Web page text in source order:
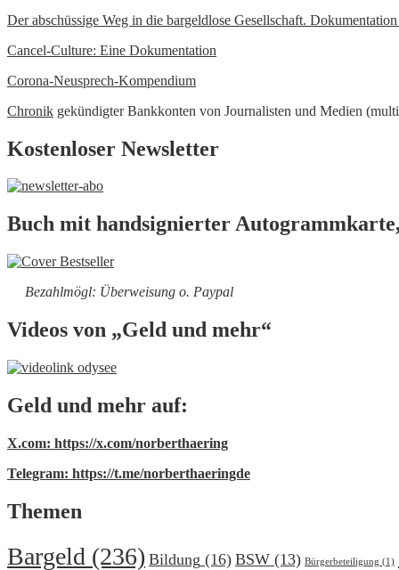
Der abschüssige Weg in die bargeldlose Gesellschaft.
Cancel-Culture: Eine Dokumentation
Corona-Neusprech-Kompendium
Chronik gekündigter Bankkonten von Journalisten und Medien
Kostenloser Newsletter
Buch mit handsignierter
Bezahlmögl: Überweisung o. Paypal
Videos von „Geld und mehr“
Geld und mehr auf:
X.com: https://x.com/norberthaering
Telegram: https://t.me/norberthaeringde
Themen
Bargeld (236) Bildung (16) BSW (13) Bürgerbeteiligung (1)